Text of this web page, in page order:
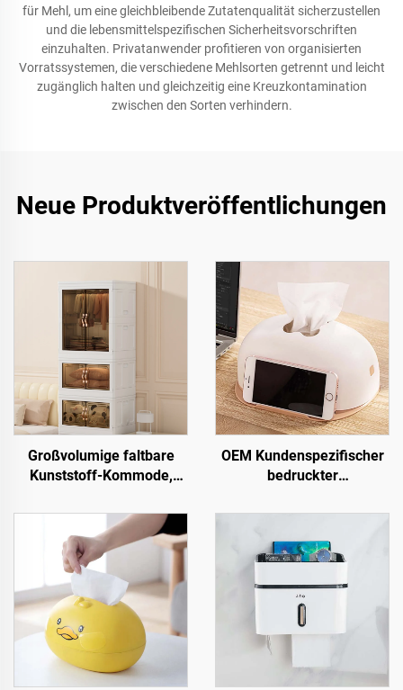
für Mehl, um eine gleichbleibende Zutatenqualität sicherzustellen
und die lebensmittelspezifischen Sicherheitsvorschriften
einzuhalten. Privatanwender profitieren von organisierten
Vorratssystemen, die verschiedene Mehlsorten getrennt und leicht
zugänglich halten und gleichzeitig eine Kreuzkontamination
zwischen den Sorten verhindern.
Neue Produktveröffentlichungen
Großvolumige faltbare
Kunststoff-Kommode,
Aufbewahrungsbox für
Kleidung und Snacks,
Hochkapazitäts-
Aufbewahrungslösung
OEM Kundenspezifischer
bedruckter
Serviettenhalter, Plastik-
Handyhalter, Großhandel